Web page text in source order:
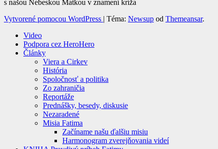
s našou Nebeskou Matkou v znamení kríža
Vytvorené pomocou WordPress | Téma: Newsup od Themeansar.
Video
Podpora cez HeroHero
Články
Viera a Cirkev
História
Spoločnosť a politika
Zo zahraničia
Reportáže
Prednášky, besedy, diskusie
Nezaradené
Misia Fatima
Začíname našu ďalšiu misiu
Harmonogram zverejňovania videí